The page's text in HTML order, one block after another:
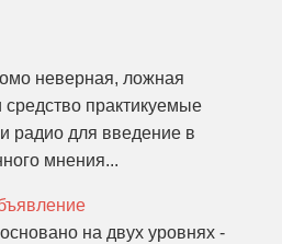
неверная, ложная
практикуемые
радио для введение в
мнения...
на двух уровнях -